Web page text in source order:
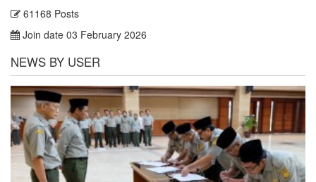
61168 Posts
Join date 03 February 2026
NEWS BY USER